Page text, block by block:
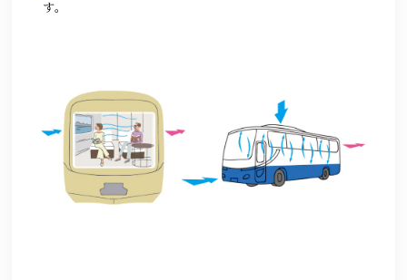
す。